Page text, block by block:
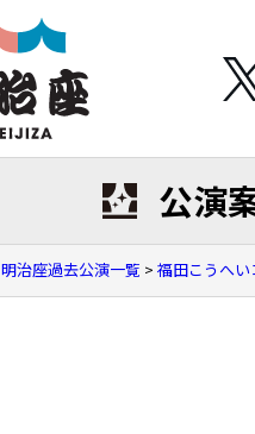
公演
明治座過去公演一覧 > 福田こうへ